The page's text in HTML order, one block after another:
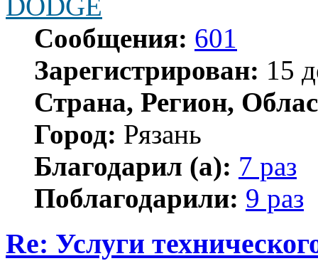
Сообщения: 601
Зарегистрирован: 15
Страна, Регион,
Город: Рязань
Благодарил (а): 7 раз
Поблагодарили: 9 раз
Re: Услуги